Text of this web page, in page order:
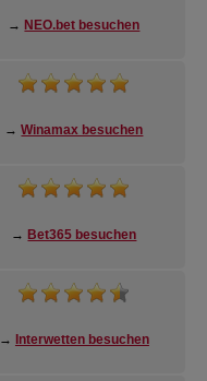
→ NEO.bet besuchen
→Winamax besuchen
→ Bet365 besuchen
→ Interwetten besuchen